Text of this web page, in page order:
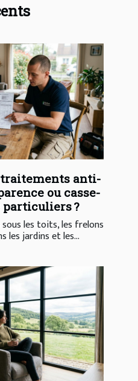
anti-
ou casse-
?
les toits, les frelons
les jardins et les...